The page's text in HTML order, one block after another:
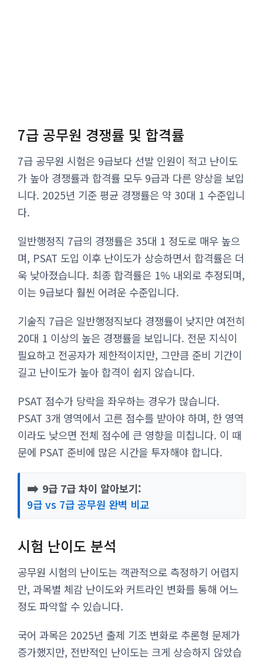
7급 공무원 경쟁률 및 합격률
7급 공무원 시험은 9급보다 선발 인원이 적고 난이도
가 높아 경쟁률과 합격률 모두 9급과 다른 양상을 보입
니다. 2025년 기준 평균 경쟁률은 약 30대 1 수준입니
다.
일반행정직 7급의 경쟁률은 35대 1 정도로 매우 높으
며, PSAT 도입 이후 난이도가 상승하면서 합격률은 더
욱 낮아졌습니다. 최종 합격률은 1% 내외로 추정되며,
이는 9급보다 훨씬 어려운 수준입니다.
기술직 7급은 일반행정직보다 경쟁률이 낮지만 여전히
20대 1 이상의 높은 경쟁률을 보입니다. 전문 지식이
필요하고 전공자가 제한적이지만, 그만큼 준비 기간이
길고 난이도가 높아 합격이 쉽지 않습니다.
PSAT 점수가 당락을 좌우하는 경우가 많습니다.
PSAT 3개 영역에서 고른 점수를 받아야 하며, 한 영역
이라도 낮으면 전체 점수에 큰 영향을 미칩니다. 이 때
문에 PSAT 준비에 많은 시간을 투자해야 합니다.
➡️ 9급 7급 차이 알아보기:
9급 vs 7급 공무원 완벽 비교
시험 난이도 분석
공무원 시험의 난이도는 객관적으로 측정하기 어렵지
만, 과목별 체감 난이도와 커트라인 변화를 통해 어느
정도 파악할 수 있습니다.
국어 과목은 2025년 출제 기조 변화로 추론형 문제가
증가했지만, 전반적인 난이도는 크게 상승하지 않았습